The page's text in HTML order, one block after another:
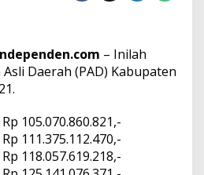
– Inilah
Daerah (PAD) Kabupaten
105.070.860.821,-
111.375.112.470,-
118.057.619.218,-